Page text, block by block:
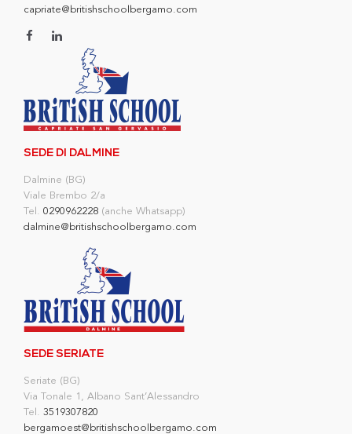
capriate@britishschoolbergamo.com
SEDE DI DALMINE
Dalmine (BG)
Viale Brembo 2/a
Tel. 0290962228 (anche Whatsapp)
dalmine@britishschoolbergamo.com
SEDE SERIATE
Seriate (BG)
Via Tonale 1, Albano Sant’Alessandro
Tel. 3519307820
bergamoest@britishschoolbergamo.com